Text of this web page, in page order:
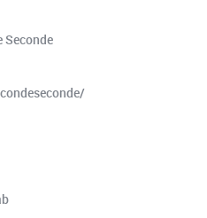
Seconde